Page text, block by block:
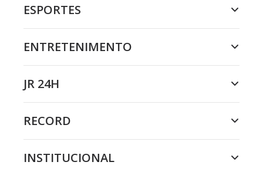
ESPORTES
ENTRETENIMENTO
JR 24H
RECORD
INSTITUCIONAL